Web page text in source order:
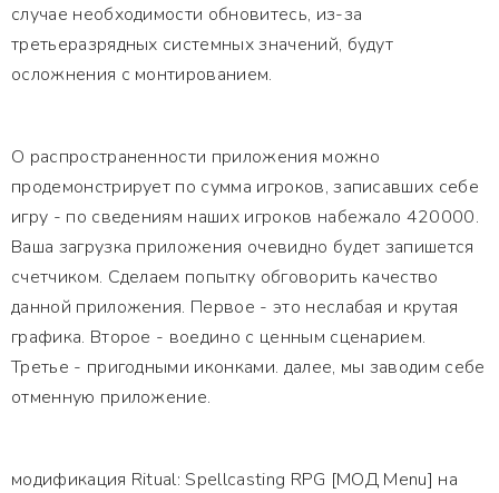
случае необходимости обновитесь, из-за
третьеразрядных системных значений, будут
осложнения с монтированием.
О распространенности приложения можно
продемонстрирует по сумма игроков, записавших себе
игру - по сведениям наших игроков набежало 420000.
Ваша загрузка приложения очевидно будет запишется
счетчиком. Сделаем попытку обговорить качество
данной приложения. Первое - это неслабая и крутая
графика. Второе - воедино с ценным сценарием.
Третье - пригодными иконками. далее, мы заводим себе
отменную приложение.
модификация Ritual: Spellcasting RPG [МОД Menu] на